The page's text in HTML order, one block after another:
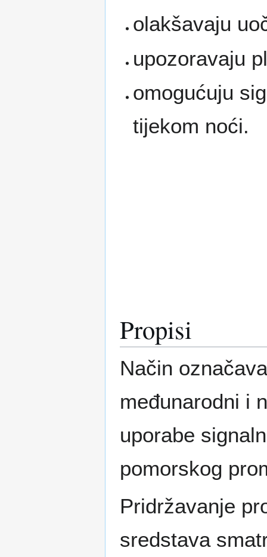
olakšavaju
upozoravaju
omogućuju
tijekom noći.
Propisi
Način
međunarodni i
uporabe
pomorskog
Pridržavanje
sredstava